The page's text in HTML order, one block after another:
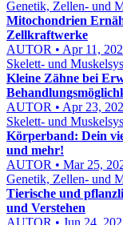
Genetik, Zellen- und
Mitochondrien
Zellkraftwerke
AUTOR • Apr 11,
Skelett- und
Kleine Zähne bei
AUTOR • Apr 23,
Skelett- und
Körperband: Dein
und mehr!
AUTOR • Mar 25,
Genetik, Zellen- und
Tierische und
und Verstehen
AUTOR • Jun 24,